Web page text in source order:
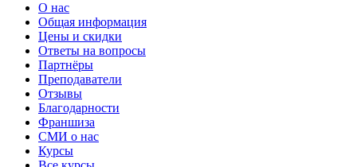
О нас
Общая информация
Цены и скидки
Ответы на вопросы
Партнёры
Преподаватели
Отзывы
Благодарности
Франшиза
СМИ о нас
Курсы